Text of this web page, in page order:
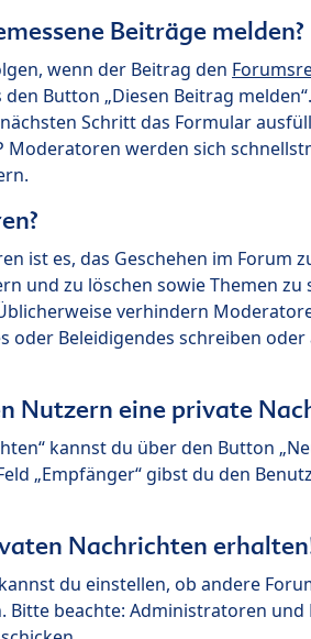
Beiträge melden?
wenn der Beitrag den
Button „Diesen Beitrag
Schritt das Formular
Moderatoren werden sich
ist es, das Geschehen im Forum
und zu löschen sowie Themen zu
verhindern
oder Beleidigendes schreiben
Nutzern eine private
kannst du über den Button
„Empfänger“ gibst du den
Nachrichten
du einstellen, ob andere
Bitte beachte: Administratoren